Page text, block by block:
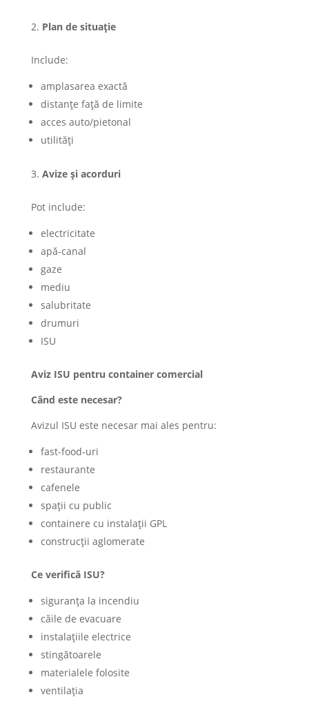
Plan de situație
Include:
amplasarea exactă
distanțe față de limite
acces auto/pietonal
utilități
Avize și acorduri
Pot include:
electricitate
apă-canal
gaze
mediu
salubritate
drumuri
ISU
Aviz ISU pentru container comercial
Când este necesar?
Avizul ISU este necesar mai ales pentru:
fast-food-uri
restaurante
cafenele
spații cu public
containere cu instalații GPL
construcții aglomerate
Ce verifică ISU?
siguranța la incendiu
căile de evacuare
instalațiile electrice
stingătoarele
materialele folosite
ventilația